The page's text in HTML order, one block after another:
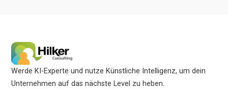
Werde KI-Experte und nutze Künstliche Intelligenz, um dein
Unternehmen auf das nächste Level zu heben.